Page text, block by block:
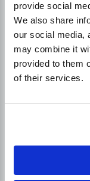
provide social
We also share
our social media,
may combine it
provided to them
of their services.
.htaccess
Il crawling può
pagina di
memorizzato